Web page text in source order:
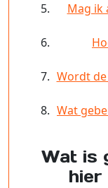
Mag ik
Wordt
Wat
Wat is
hier